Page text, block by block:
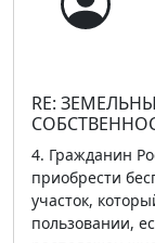
RE:
4. Гражданин
приобрести
участок,
пользовании,